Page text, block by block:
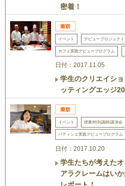
密着！
イベント デビュープロジェクト
カフェ実践デビュープログラム
日付：2017.11.05
学生のクリエイシ
ッティングエッジ
イベント 授業/特別講師/講演会
パティシエ実践デビュープログラム
日付：2017.10.20
学生たちが考えた
アラクレームはい
レポート！